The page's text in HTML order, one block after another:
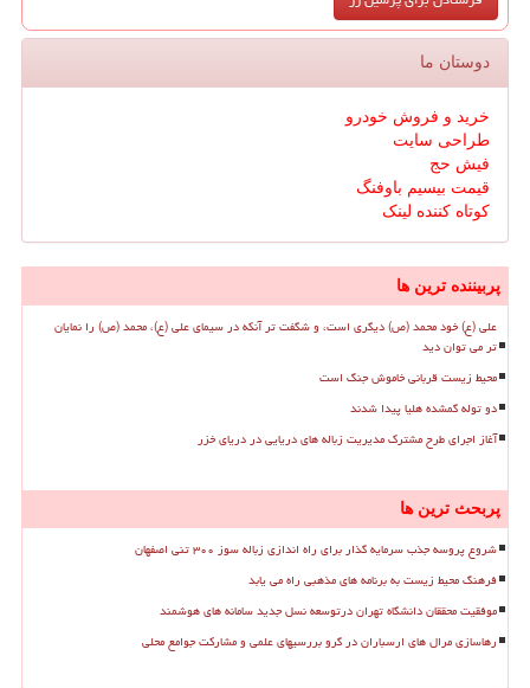
دوستان ما
خرید و فروش خودرو
طراحی سایت
فیش حج
قیمت بیسیم باوفنگ
کوتاه کننده لینک
پربیننده ترین ها
علی (ع) خود محمد (ص) دیگری است، و شگفت تر آنکه در سیمای علی (ع)، محمد (ص) را نمایان
تر می توان دید
محیط زیست قربانی خاموش جنگ است
دو توله گمشده هلیا پیدا شدند
آغاز اجرای طرح مشترک مدیریت زباله های دریایی در دریای خزر
پربحث ترین ها
شروع پروسه جذب سرمایه گذار برای راه اندازی زباله سوز ۳۰۰ تنی اصفهان
فرهنگ محیط زیست به برنامه های مذهبی راه می یابد
موفقیت محققان دانشگاه تهران درتوسعه نسل جدید سامانه های هوشمند
رهاسازی مرال های ارسباران در گرو بررسیهای علمی و مشارکت جوامع محلی